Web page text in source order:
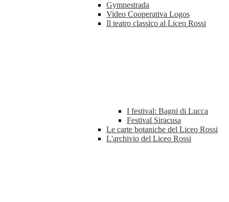
Gymnestrada
Video Cooperativa Logos
Il teatro classico al Liceo Rossi
I festival: Bagni di Lucca
Festival Siracusa
Le carte botaniche del Liceo Rossi
L'archivio del Liceo Rossi